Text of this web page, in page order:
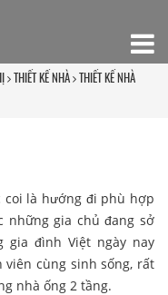
THIẾT KẾ NHÀ THIẾT KẾ NHÀ
coi là hướng đi phù hợp
những gia chủ đang sở
đình Việt ngày nay
viên cùng sinh sống, rất
nhà ống 2 tầng.